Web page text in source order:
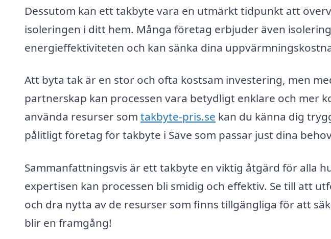
Dessutom kan ett takbyte vara en utmärkt tidpunkt att
isoleringen i ditt hem. Många företag erbjuder även
energieffektiviteten och kan sänka dina
Att byta tak är en stor och ofta kostsam investering, men
partnerskap kan processen vara betydligt enklare och mer
använda resurser som takbyte-pris.se kan du känna dig
pålitligt företag för takbyte i Säve som passar just dina
Sammanfattningsvis är ett takbyte en viktig åtgärd för alla
expertisen kan processen bli smidig och effektiv. Se till att
och dra nytta av de resurser som finns tillgängliga för att
blir en framgång!